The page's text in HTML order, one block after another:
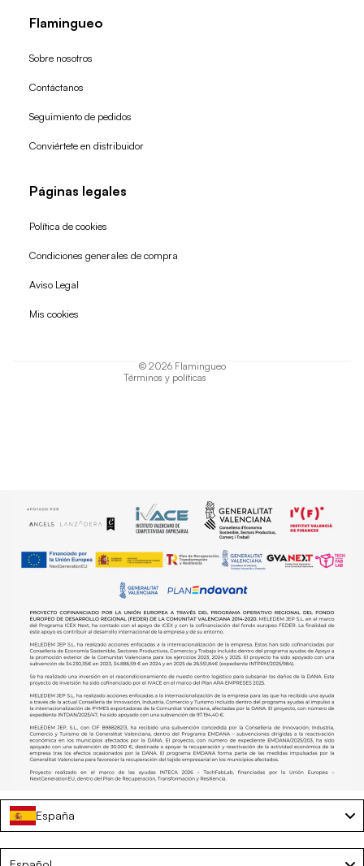
Zapatillas de andar por casa - BULLIS
Flamingueo
Sobre nosotros
Contáctanos
Seguimiento de pedidos
Conviértete en distribuidor
Páginas legales
Política de cookies
Condiciones generales de compra
Aviso Legal
Mis cookies
© 2026 Flamingueo
Términos y políticas
España